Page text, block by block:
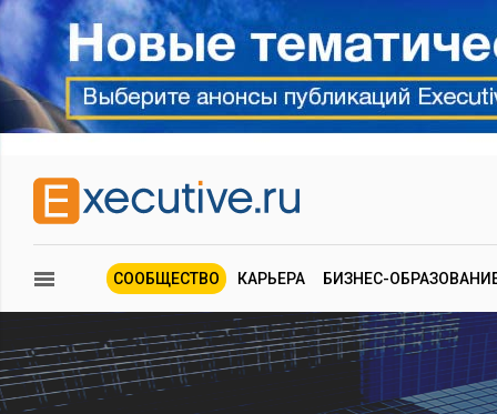
СООБЩЕСТВО КАРЬЕРА БИЗНЕС-